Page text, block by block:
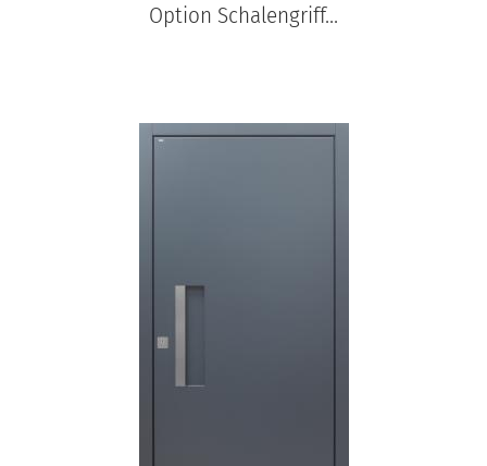
Option Schalengriff...